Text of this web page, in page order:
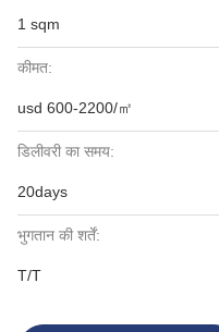
1 sqm
कीमत:
usd 600-2200/㎡
डिलीवरी का समय:
20days
भुगतान की शर्तें:
T/T